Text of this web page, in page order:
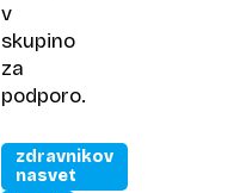
v
skupino
za
podporo.
zdravnikov
nasvet